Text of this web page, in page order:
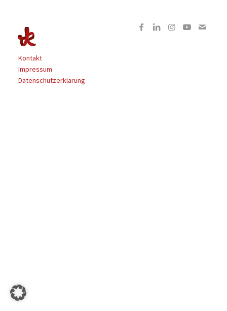
Kontakt
Impressum
Datenschutzerklärung